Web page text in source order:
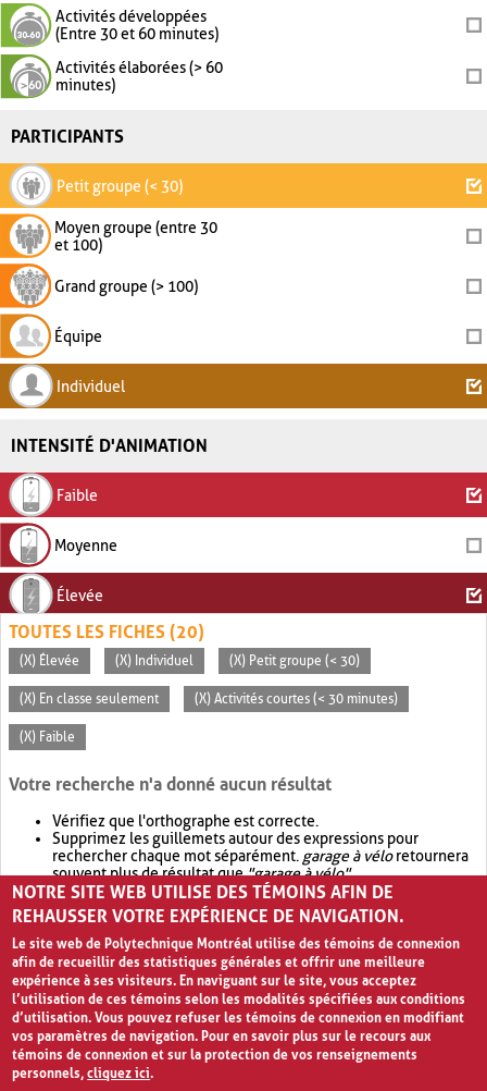
Activités développées
(Entre 30 et 60 minutes)
Activités élaborées (> 60
minutes)
PARTICIPANTS
Petit groupe (< 30)
Moyen groupe (entre 30
et 100)
Grand groupe (> 100)
Équipe
Individuel
INTENSITÉ D'ANIMATION
Faible
Moyenne
Élevée
TOUTES LES FICHES (20)
(X) Élevée (X) Individuel (X) Petit groupe (< 30)
(X) En classe seulement (X) Activités courtes (< 30 minutes)
(X) Faible
Votre recherche n'a donné aucun résultat
Vérifiez que l'orthographe est correcte.
Supprimez les guillemets autour des expressions pour
rechercher chaque mot séparément. garage à véloretournera
souvent plus de résultat que"garage à vélo".
Envisagez d'élargir votre recherche avec OR.garage OR vélo
retournera souvent plus de résultat quegarage à vélo
NOTRE SITE WEB UTILISE DES TÉMOINS AFIN DE
REHAUSSER VOTRE EXPÉRIENCE DE NAVIGATION.
Le site web de Polytechnique Montréal utilise des témoins de connexion
afin de recueillir des statistiques générales et offrir une meilleure
expérience à ses visiteurs. En naviguant sur le site, vous acceptez
l’utilisation de ces témoins selon les modalités spécifiées aux conditions
d’utilisation. Vous pouvez refuser les témoins de connexion en modifiant
vos paramètres de navigation. Pour en savoir plus sur le recours aux
témoins de connexion et sur la protection de vos renseignements
personnels,cliquez ici.